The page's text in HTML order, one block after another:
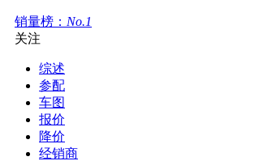
销量榜： No.1
关注
综述
参配
车图
报价
降价
经销商